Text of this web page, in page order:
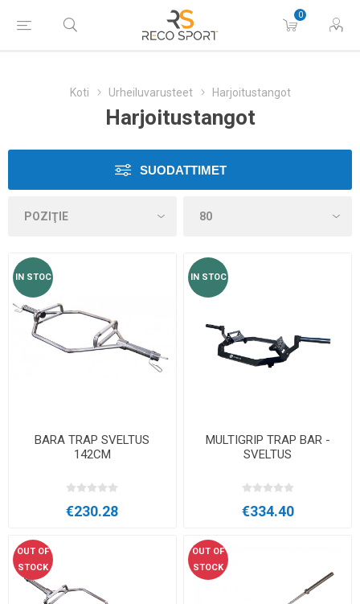
0
Koti Urheiluvarusteet Harjoitustangot
Harjoitustangot
SUODATTIMET
IN STOC
BARA TRAP SVELTUS
142CM
€230.28
IN STOC
MULTIGRIP TRAP BAR -
SVELTUS
€334.40
OUT OF
STOCK
OUT OF
STOCK